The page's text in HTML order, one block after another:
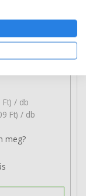
/ db
Ft) / db
meg?